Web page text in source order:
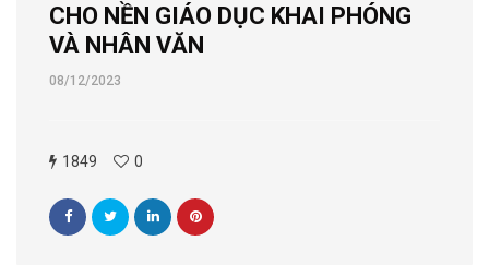
CHO NỀN GIÁO DỤC KHAI PHÓNG
VÀ NHÂN VĂN
08/12/2023
1849 0